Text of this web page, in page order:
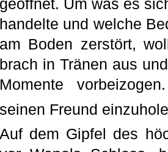
geöffnet. Um was es
handelte und welche
am Boden zerstört,
brach in Tränen aus
Momente
seinen Freund
Auf dem Gipfel des